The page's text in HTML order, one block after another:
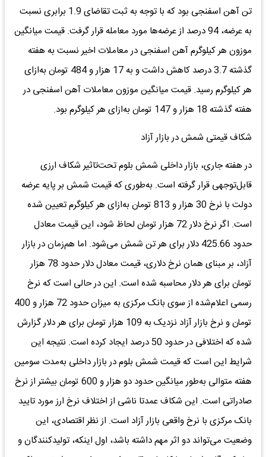
تن آهن اسفنجی بود که با توجه به ثبت تقاضای 1.9 برابری نسبت
به عرضه، 94 درصد از عرضه‌ها مورد معامله قرار گرفت. قیمت میانگین
موزون هر کیلوگرم آهن اسفنجی در معاملات اخیر نسبت به هفته
گذشته 3.7 درصد کاهش داشت و به 17 هزار و 484 تومان به‌ازای
هر کیلوگرم رسید. قیمت میانگین موزون معاملات آهن اسفنجی در
هفته گذشته 18 هزار و 147 تومان به‌ازای هر کیلوگرم بود.
شکاف قیمتی شمش در بازار آزاد
در هفته جاری، بازار داخلی شمش ‌بلوم تحت‌تاثیر شکاف ارزی
قابل‌توجهی قرار گرفته است. به‌طوری که قیمت شمش بر پایه عرضه
دولت با نرخ 30 هزار و 813 تومان به‌ازای هر کیلوگرم تعیین شده
است. اگر نرخ دلار 72 هزار تومان لحاظ شود، این قیمت معادل
حدود 425.66 دلار برای هر تن شمش می‌شود. اما هم‌زمان در بازار
آزاد، بر مبنای همان نرخ دلاری، قیمت معادل دلار حدود 78 هزار
تومان برای هر دلار محاسبه شده است. این در حالی است که نرخ
رسمی اعلام‌شده از سوی ‌بانک مرکزی به میزان حدود 72 هزار و 400
تومان و نرخ بازار آزاد نزدیک به 109 هزار تومان برای هر دلار گزارش
شده که اختلافی در حدود 50 درصد ایجاد کرده است. نتیجه این
شرایط این است که قیمت شمش بلوم در بازار داخلی به‌مدت سومین
هفته متوالی به‌طور میانگین حدود دو هزار و 600 تومان بیشتر از نرخ
صادراتی است. این شکاف عمدتا ناشی از اختلاف نرخ ارز مورد تایید
بانک مرکزی با نرخ واقعی بازار آزاد است. از نظر اقتصادی، این
وضعیت می‌تواند دو اثر مهم داشته باشد، اول اینکه، تولیدکنندگان و